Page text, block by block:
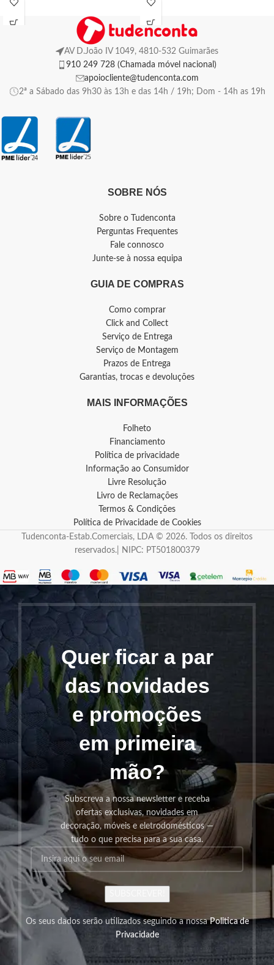
AV D.João IV 1049, 4810-532 Guimarães
910 249 728 (Chamada móvel nacional)
apoiocliente@tudenconta.com
2ª a Sábado das 9h30 às 13h e das 14h / 19h; Dom - 14h as 19h
SOBRE NÓS
Sobre o Tudenconta
Perguntas Frequentes
Fale connosco
Junte-se à nossa equipa
GUIA DE COMPRAS
Como comprar
Click and Collect
Serviço de Entrega
Serviço de Montagem
Prazos de Entrega
Garantias, trocas e devoluções
MAIS INFORMAÇÕES
Folheto
Financiamento
Política de privacidade
Informação ao Consumidor
Livre Resolução
Livro de Reclamações
Termos & Condições
Política de Privacidade de Cookies
Tudenconta-Estab.Comerciais, LDA © 2026. Todos os direitos
reservados.| NIPC: PT501800379
Quer ficar a par
das novidades
e promoções
em primeira
mão?
Subscreva a nossa newsletter e receba
ofertas exclusivas, novidades em
decoração, móveis e eletrodomésticos —
tudo o que precisa para a sua casa.
Os seus dados serão utilizados seguindo a nossaPolitica de
Privacidade